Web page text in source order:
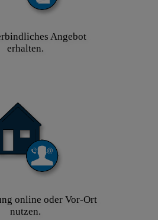
Angebot
erhalten.
online oder Vor-Ort
nutzen.